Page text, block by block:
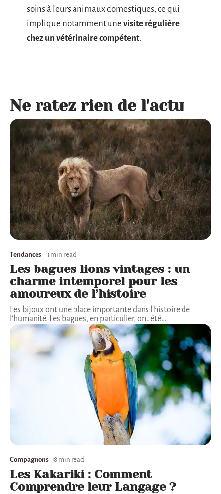
soins à leurs animaux domestiques, ce qui
implique notamment une visite régulière
chez un vétérinaire compétent.
Ne ratez rien de l'actu
Tendances 3 min read
Les bagues lions vintages : un
charme intemporel pour les
amoureux de l’histoire
Les bijoux ont une place importante dans l'histoire de
l'humanité. Les bagues, en particulier, ont été…
Compagnons 8 min read
Les Kakariki : Comment
Comprendre leur Langage ?